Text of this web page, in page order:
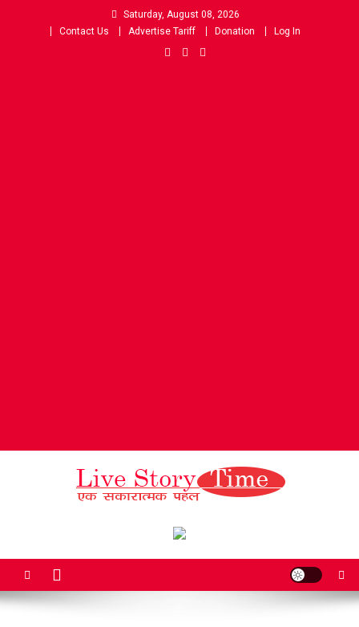
Saturday, August 08, 2026
Contact Us
Advertise Tariff Donation Log In
Live Story Time